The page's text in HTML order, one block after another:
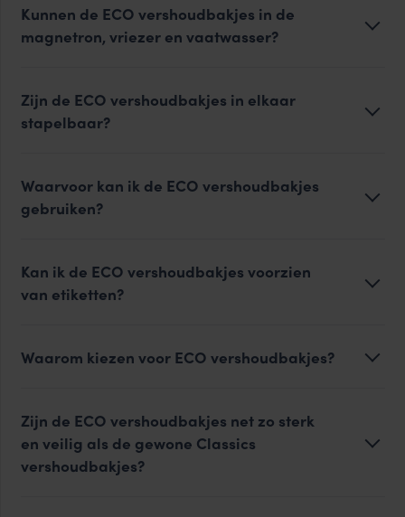
Kunnen de ECO vershoudbakjes in de
magnetron, vriezer en vaatwasser?
Zijn de ECO vershoudbakjes in elkaar
stapelbaar?
Waarvoor kan ik de ECO vershoudbakjes
gebruiken?
Kan ik de ECO vershoudbakjes voorzien
van etiketten?
Waarom kiezen voor ECO vershoudbakjes?
Zijn de ECO vershoudbakjes net zo sterk
en veilig als de gewone Classics
vershoudbakjes?